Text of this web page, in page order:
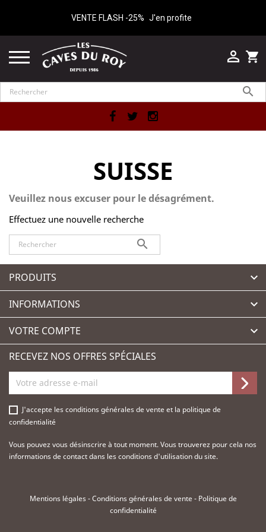
VENTE FLASH -25% J'en profite
shopping_cart


Facebook
SUISSE
Veuillez nous excuser pour le désagrément.
Effectuez une nouvelle recherche

PRODUITS 
INFORMATIONS 
VOTRE COMPTE 
RECEVEZ NOS OFFRES SPÉCIALES
J'accepte lesconditions générales de vente et la politique de
confidentialité
Vous pouvez vous désinscrire à tout moment. Vous trouverez pour cela nos
informations de contact dans les conditions d'utilisation du site.
Mentions légales-Conditions générales de vente - Politique de
confidentialité